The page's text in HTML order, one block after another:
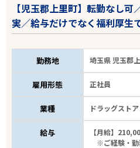
【児玉郡上里町】転勤なし
実／給与だけでなく福利厚生
勤務地 埼玉県 児玉
雇用形態 正社員
業種 ドラッグストア
給与
【月給】
※ご経験・勤